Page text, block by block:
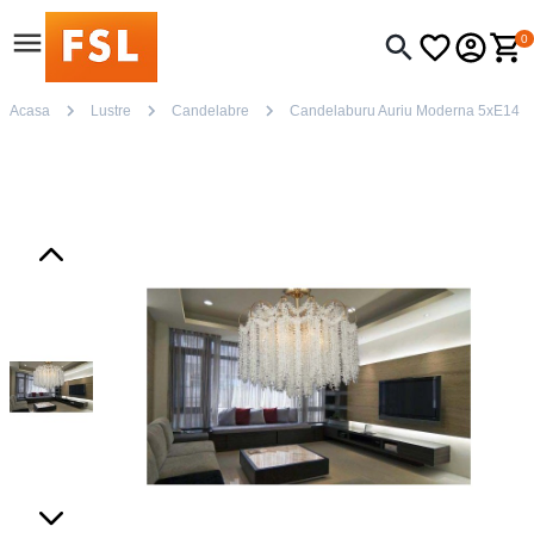
0
Acasa Lustre Candelabre Candelaburu Auriu Moderna 5xE14